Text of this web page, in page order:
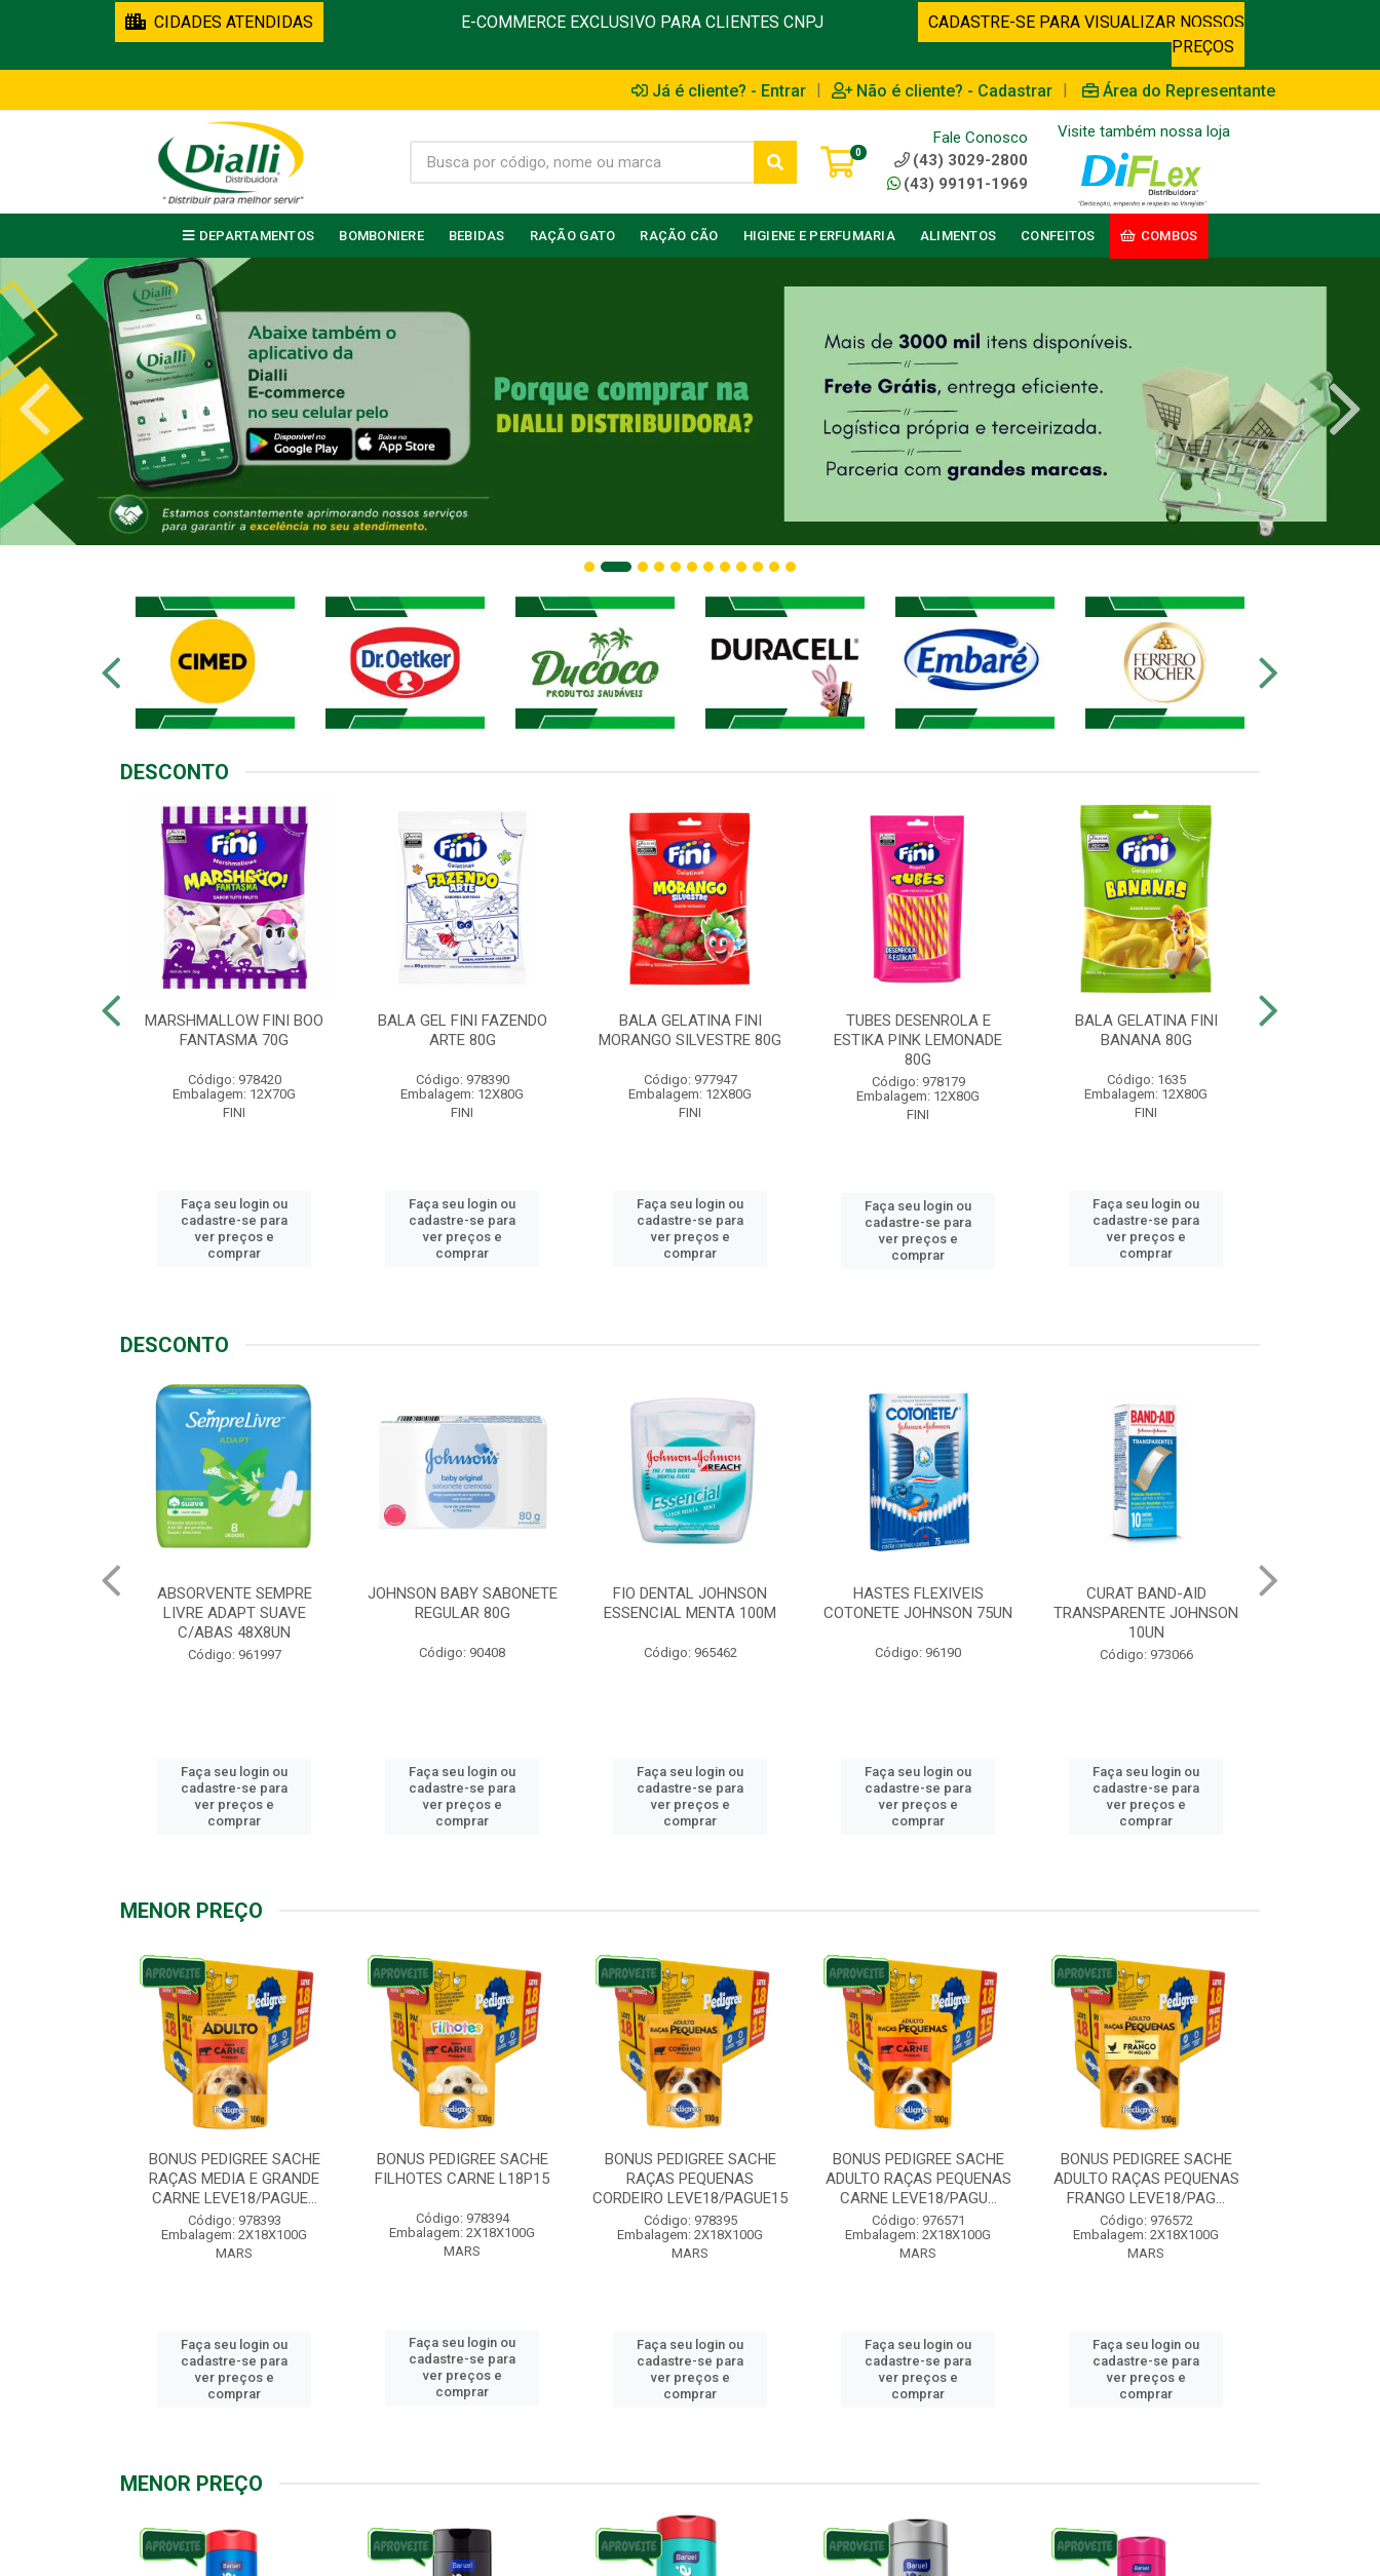
CIDADES ATENDIDAS E-COMMERCE EXCLUSIVO PARA CLIENTES CNPJ
CADASTRE-SE PARA VISUALIZAR NOSSOS
PREÇOS
Já é cliente? - Entrar | Não é cliente? - Cadastrar | Área do Representante
0
Fale Conosco
(43) 3029-2800
(43) 99191-1969
Visite também nossa loja
DEPARTAMENTOS BOMBONIERE BEBIDAS RAÇÃO GATO RAÇÃO CÃO HIGIENE E PERFUMARIA ALIMENTOS CONFEITOS COMBOS
DESCONTO
MARSHMALLOW FINI BOO
FANTASMA 70G
Código: 978420
Embalagem: 12X70G
FINI
Faça seu login ou
cadastre-se para
ver preços e
comprar
BALA GEL FINI FAZENDO
ARTE 80G
Código: 978390
Embalagem: 12X80G
FINI
Faça seu login ou
cadastre-se para
ver preços e
comprar
BALA GELATINA FINI
MORANGO SILVESTRE 80G
Código: 977947
Embalagem: 12X80G
FINI
Faça seu login ou
cadastre-se para
ver preços e
comprar
TUBES DESENROLA E
ESTIKA PINK LEMONADE
80G
Código: 978179
Embalagem: 12X80G
FINI
Faça seu login ou
cadastre-se para
ver preços e
comprar
BALA GELATINA FINI
BANANA 80G
Código: 1635
Embalagem: 12X80G
FINI
Faça seu login ou
cadastre-se para
ver preços e
comprar
DESCONTO
JOHNSON BABY SABONETE
REGULAR 80G
Código: 90408
Faça seu login ou
cadastre-se para
ver preços e
comprar
FIO DENTAL JOHNSON
ESSENCIAL MENTA 100M
Código: 965462
Faça seu login ou
cadastre-se para
ver preços e
comprar
HASTES FLEXIVEIS
COTONETE JOHNSON 75UN
Código: 96190
Faça seu login ou
cadastre-se para
ver preços e
comprar
CURAT BAND-AID
TRANSPARENTE JOHNSON
Código: 973066
Faça seu login ou
cadastre-se para
ver preços e
comprar
JOHNSON BABY SHAMPOO
REGULAR 200ML
Código: 90528
Faça seu login ou
cadastre-se para
ver preços e
comprar
MENOR PREÇO
BONUS PEDIGREE SACHE
RAÇAS MEDIA E GRANDE
CARNE LEVE18/PAGUE...
Código: 978393
Embalagem: 2X18X100G
MARS
Faça seu login ou
cadastre-se para
ver preços e
comprar
BONUS PEDIGREE SACHE
FILHOTES CARNE L18P15
Código: 978394
Embalagem: 2X18X100G
MARS
Faça seu login ou
cadastre-se para
ver preços e
comprar
BONUS PEDIGREE SACHE
RAÇAS PEQUENAS
CORDEIRO LEVE18/PAGUE15
Código: 978395
Embalagem: 2X18X100G
MARS
Faça seu login ou
cadastre-se para
ver preços e
comprar
BONUS PEDIGREE SACHE
ADULTO RAÇAS PEQUENAS
CARNE LEVE18/PAGU...
Código: 976571
Embalagem: 2X18X100G
MARS
Faça seu login ou
cadastre-se para
ver preços e
comprar
BONUS PEDIGREE SACHE
ADULTO RAÇAS PEQUENAS
FRANGO LEVE18/PAG...
Código: 976572
Embalagem: 2X18X100G
MARS
Faça seu login ou
cadastre-se para
ver preços e
comprar
MENOR PREÇO